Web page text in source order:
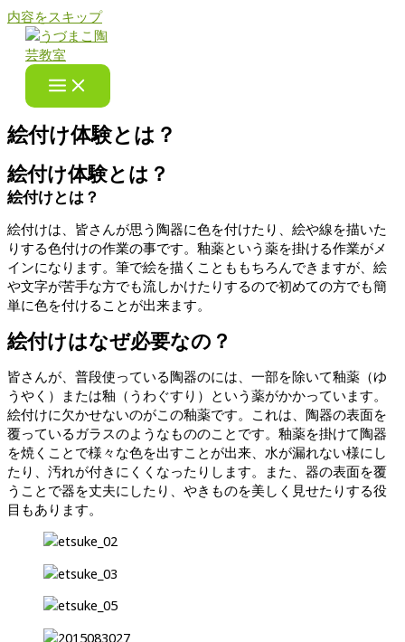
内容をスキップ
絵付け体験とは？
絵付け体験とは？
絵付けとは？
絵付けは、皆さんが思う陶器に色を付けたり、絵や線を描いた
りする色付けの作業の事です。釉薬という薬を掛ける作業がメ
インになります。筆で絵を描くことももちろんできますが、絵
や文字が苦手な方でも流しかけたりするので初めての方でも簡
単に色を付けることが出来ます。
絵付けはなぜ必要なの？
皆さんが、普段使っている陶器のには、一部を除いて釉薬（ゆ
うやく）または釉（うわぐすり）という薬がかかっています。
絵付けに欠かせないのがこの釉薬です。これは、陶器の表面を
覆っているガラスのようなもののことです。釉薬を掛けて陶器
を焼くことで様々な色を出すことが出来、水が漏れない様にし
たり、汚れが付きにくくなったりします。また、器の表面を覆
うことで器を丈夫にしたり、やきものを美しく見せたりする役
目もあります。